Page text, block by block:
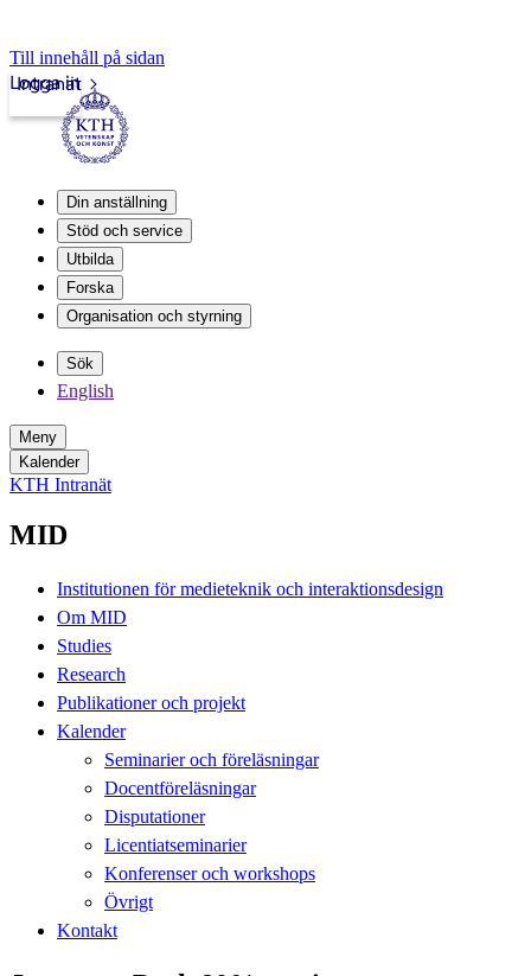
Till innehåll på sidan
Intranät
Logga in
Din anställning
Stöd och service
Utbilda
Forska
Organisation och styrning
Sök
English
Meny
Kalender
KTH Intranät
MID
Institutionen för medieteknik och interaktionsdesign
Om MID
Studies
Research
Publikationer och projekt
Kalender
Seminarier och föreläsningar
Docentföreläsningar
Disputationer
Licentiatseminarier
Konferenser och workshops
Övrigt
Kontakt